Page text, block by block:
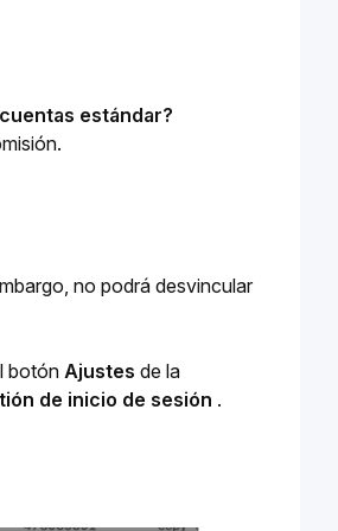
estándar?
no podrá desvincular
botón Ajustes de la
de inicio de sesión .